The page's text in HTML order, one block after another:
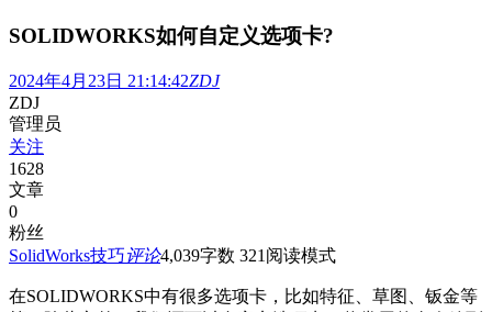
SOLIDWORKS如何自定义选项卡?
2024年4月23日 21:14:42ZDJ
ZDJ
管理员
关注
1628
文章
0
粉丝
SolidWorks技巧评论4,039字数 321阅读模式
在SOLIDWORKS中有很多选项卡，比如特征、草图、钣金等